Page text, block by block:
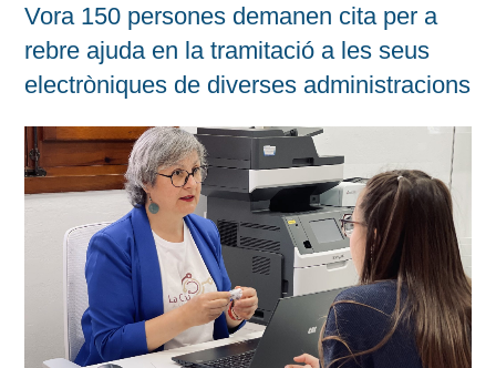
Vora 150 persones demanen cita per a
rebre ajuda en la tramitació a les seus
electròniques de diverses administracions